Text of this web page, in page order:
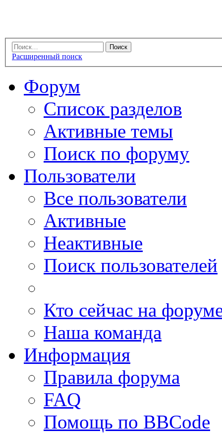
Расширенный поиск
Форум
Список разделов
Активные темы
Поиск по форуму
Пользователи
Все пользователи
Активные
Неактивные
Поиск пользователей
Кто сейчас на
Наша команда
Информация
Правила форума
FAQ
Помощь по BBCode